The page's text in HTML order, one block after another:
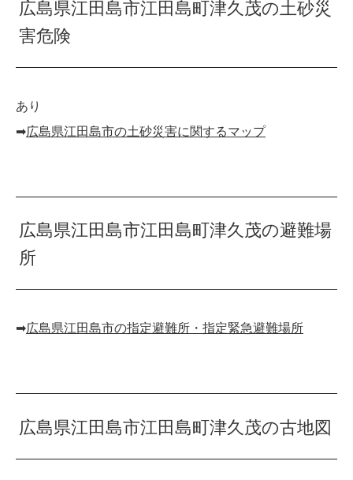
広島県江田島市江田島町津久茂の土砂災
害危険
あり
➡︎広島県江田島市の土砂災害に関するマップ
広島県江田島市江田島町津久茂の避難場
所
➡︎広島県江田島市の指定避難所・指定緊急避難場所
広島県江田島市江田島町津久茂の古地図